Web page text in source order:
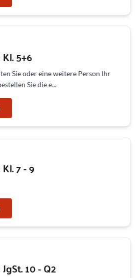
5+6
Sie oder eine weitere Person Ihr
Sie die e...
7 - 9
10 - Q2